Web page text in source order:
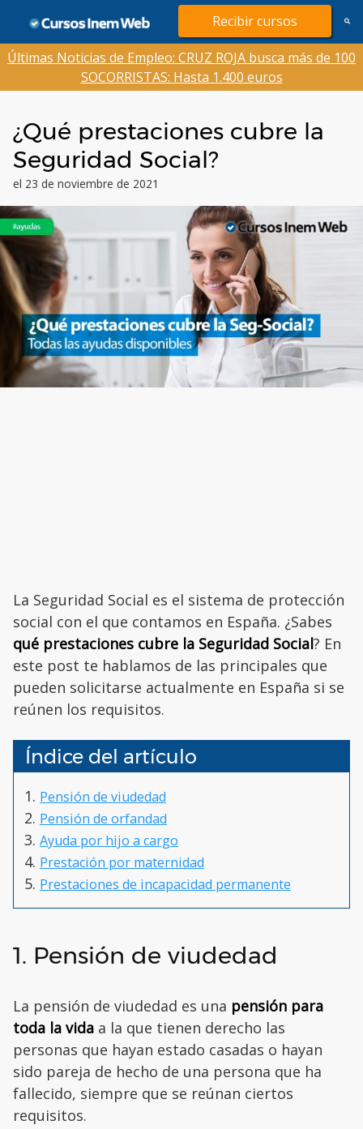
contenido
Recibir cursos
Últimas Noticias de Empleo: CRUZ ROJA busca más de 100
SOCORRISTAS: Hasta 1.400 euros
¿Qué prestaciones cubre la
Seguridad Social?
el 23 de noviembre de 2021
La Seguridad Social es el sistema de protección
social con el que contamos en España. ¿Sabes
qué prestaciones cubre la Seguridad Social? En
este post te hablamos de las principales que
pueden solicitarse actualmente en España si se
reúnen los requisitos.
Índice del artículo
Pensión de viudedad
Pensión de orfandad
Ayuda por hijo a cargo
Prestación por maternidad
Prestaciones de incapacidad permanente
1. Pensión de viudedad
La pensión de viudedad es una pensión para
toda la vida a la que tienen derecho las
personas que hayan estado casadas o hayan
sido pareja de hecho de una persona que ha
fallecido, siempre que se reúnan ciertos
requisitos.